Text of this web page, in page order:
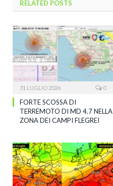
RELATED POSTS
31 LUGLIO 2026 0
FORTE SCOSSA DI
TERREMOTO DI MD 4.7 NELLA
ZONA DEI CAMPI FLEGREI